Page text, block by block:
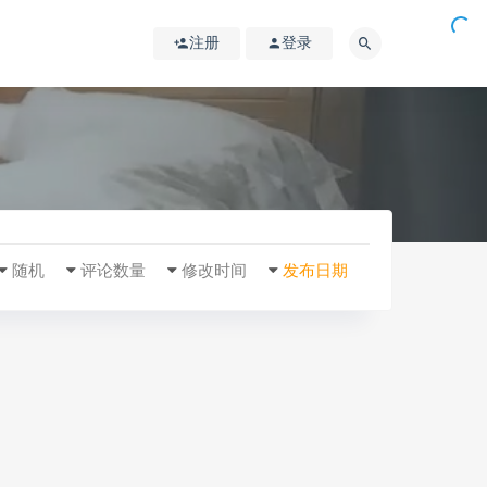
注册 登录
发布日期
修改时间
评论数量
随机